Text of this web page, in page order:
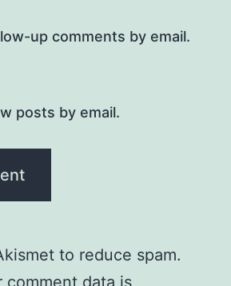
up comments by email.
posts by email.
to reduce spam.
comment data is